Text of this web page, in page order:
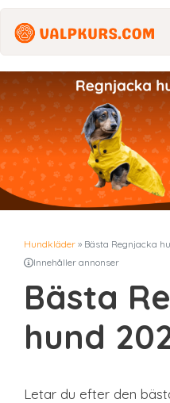
Hoppa
innehåll
Hundkläder » Bästa Regnjacka
Innehåller annonser
Bästa
hund
Letar du efter den